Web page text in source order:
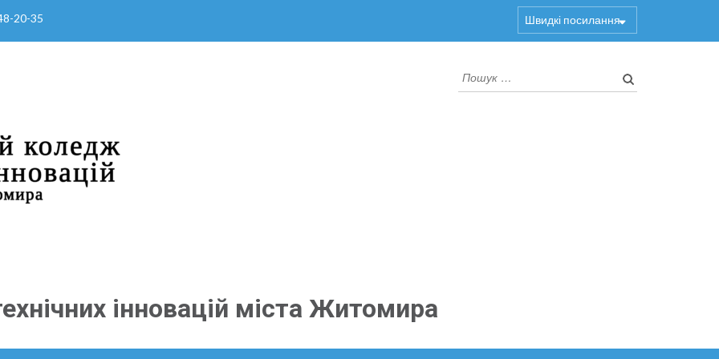
20-35 Швидкі посилання
інновацій міста Житомира
Пошук: